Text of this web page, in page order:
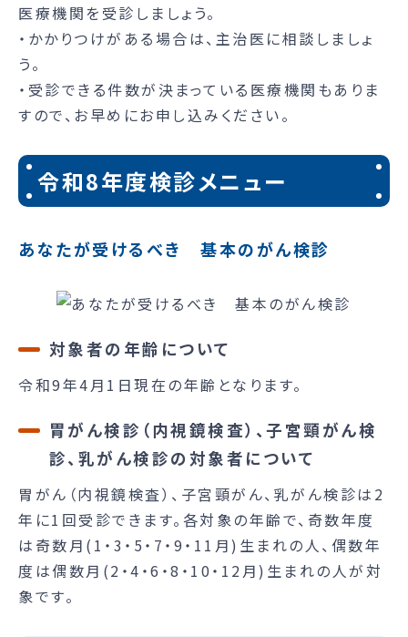
医療機関を受診しましょう。
・かかりつけがある場合は、主治医に相談しましょ
う。
・受診できる件数が決まっている医療機関もありま
すので、お早めにお申し込みください。
令和8年度検診メニュー
あなたが受けるべき 基本のがん検診
対象者の年齢について
令和9年4月1日現在の年齢となります。
胃がん検診（内視鏡検査）、子宮頸がん検
診、乳がん検診の対象者について
胃がん（内視鏡検査）、子宮頸がん、乳がん検診は2
年に1回受診できます。各対象の年齢で、奇数年度
は奇数月(1・3・5・7・9・11月)生まれの人、偶数年
度は偶数月(2・4・6・8・10・12月)生まれの人が対
象です。